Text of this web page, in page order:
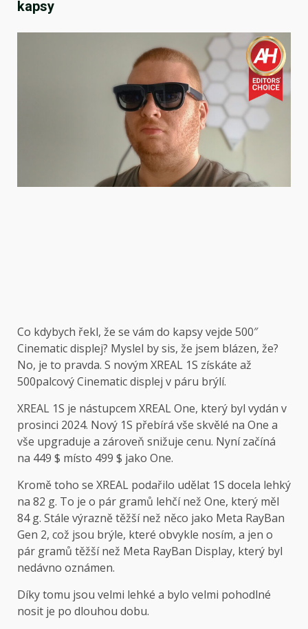
kapsy
Co kdybych řekl, že se vám do kapsy vejde 500″
Cinematic displej? Myslel by sis, že jsem blázen, že?
No, je to pravda. S novým XREAL 1S získáte až
500palcový Cinematic displej v páru brýlí.
XREAL 1S je nástupcem XREAL One, který byl vydán v
prosinci 2024. Nový 1S přebírá vše skvělé na One a
vše upgraduje a zároveň snižuje cenu. Nyní začíná
na 449 $ místo 499 $ jako One.
Kromě toho se XREAL podařilo udělat 1S docela lehký
na 82 g. To je o pár gramů lehčí než One, který měl
84 g. Stále výrazně těžší než něco jako Meta RayBan
Gen 2, což jsou brýle, které obvykle nosím, a jen o
pár gramů těžší než Meta RayBan Display, který byl
nedávno oznámen.
Díky tomu jsou velmi lehké a bylo velmi pohodlné
nosit je po dlouhou dobu.